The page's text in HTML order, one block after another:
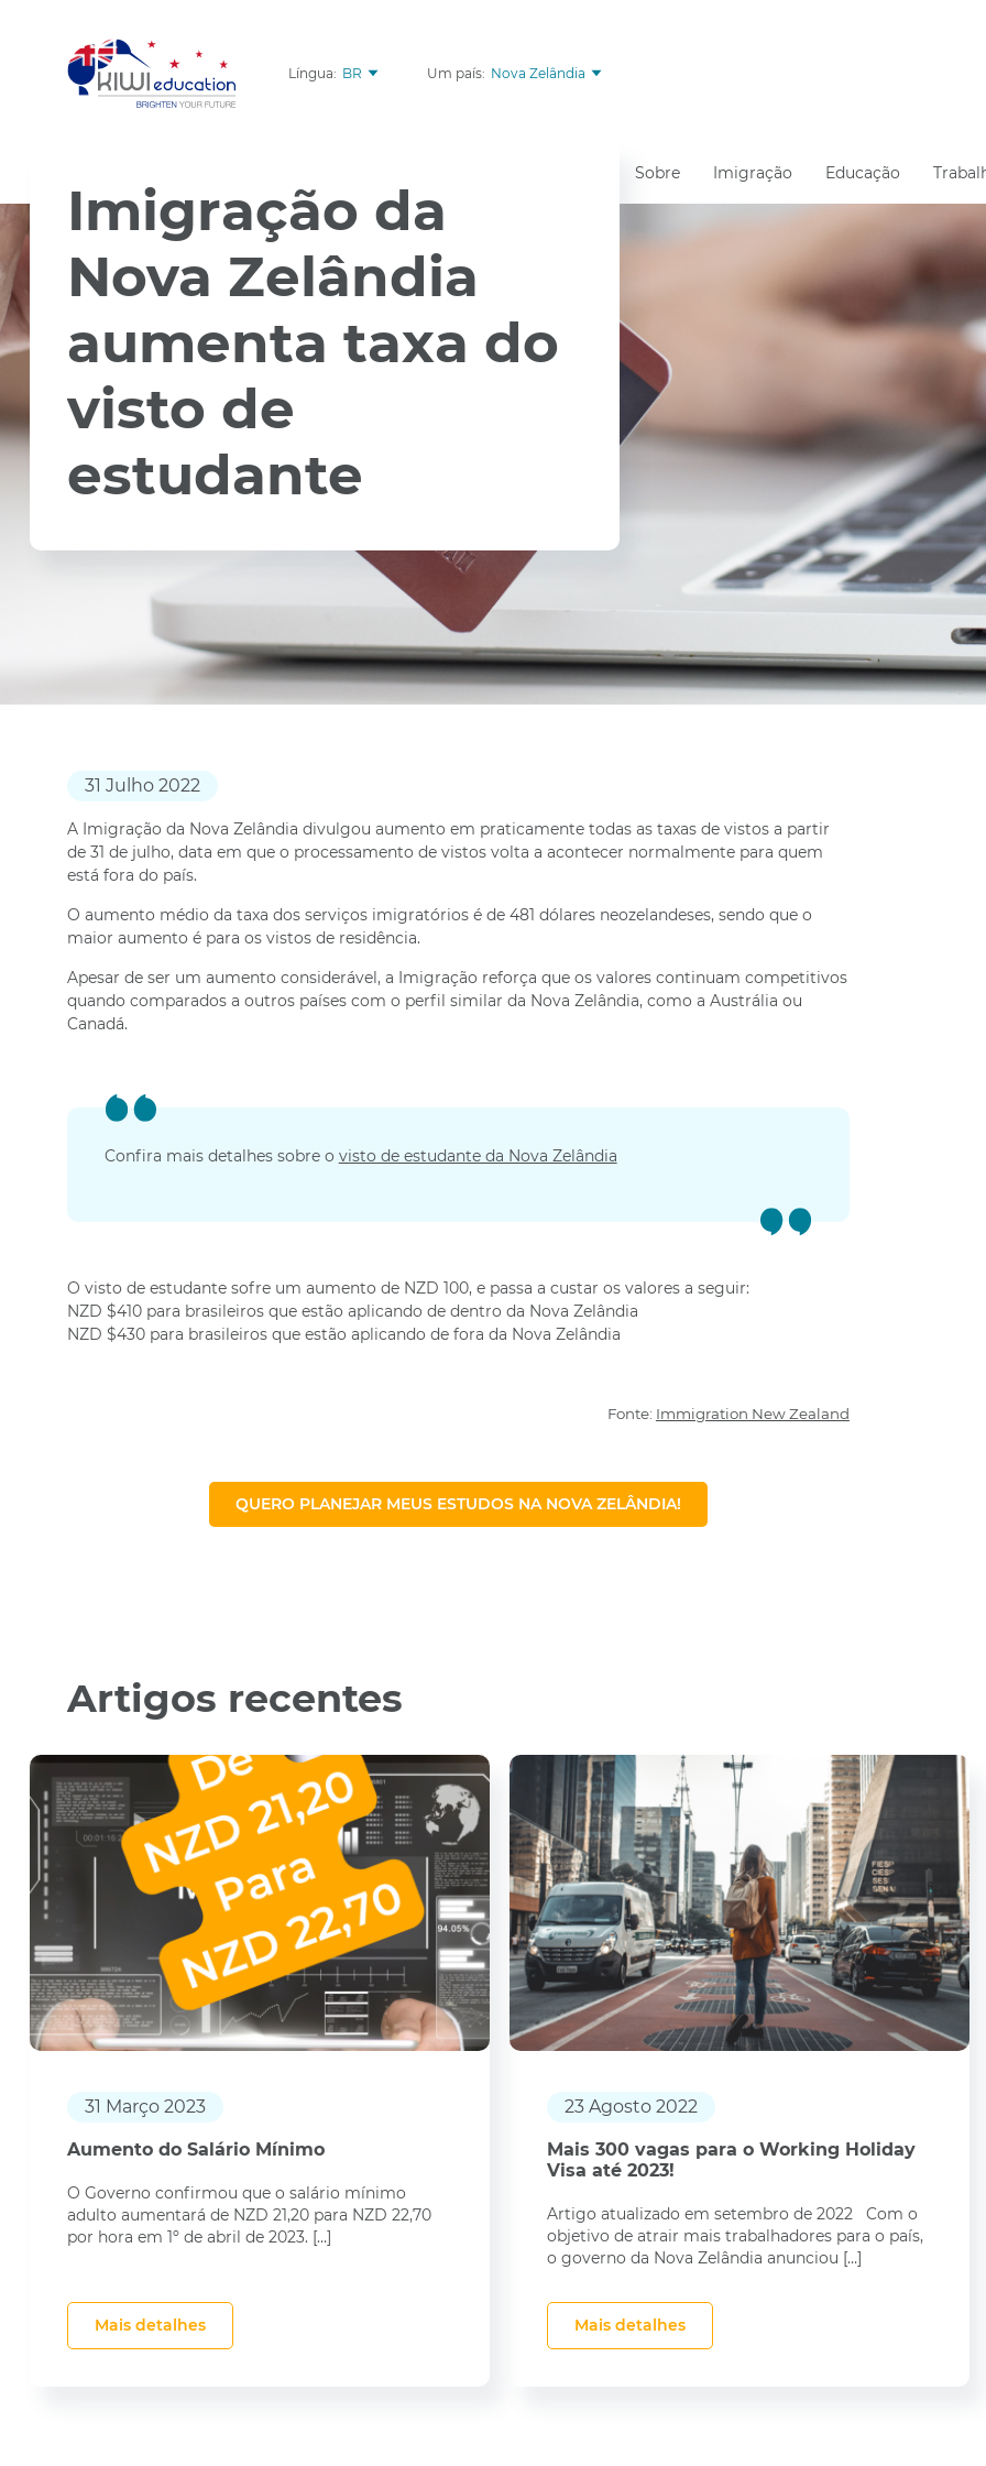
Língua: BR Um país: Nova Zelândia
Imigração da
Nova Zelândia
aumenta taxa do
visto de
estudante
Sobre Imigração Educação
31 Julho 2022
A Imigração da Nova Zelândia divulgou aumento em praticamente todas as taxas de vistos a partir
de 31 de julho, data em que o processamento de vistos volta a acontecer normalmente para quem
está fora do país.
O aumento médio da taxa dos serviços imigratórios é de 481 dólares neozelandeses, sendo que o
maior aumento é para os vistos de residência.
Apesar de ser um aumento considerável, a Imigração reforça que os valores continuam competitivos
quando comparados a outros países com o perfil similar da Nova Zelândia, como a Austrália ou
Canadá.
Confira mais detalhes sobre o visto de estudante da Nova Zelândia
O visto de estudante sofre um aumento de NZD 100, e passa a custar os valores a seguir:
NZD $410 para brasileiros que estão aplicando de dentro da Nova Zelândia
NZD $430 para brasileiros que estão aplicando de fora da Nova Zelândia
Fonte: Immigration New Zealand
QUERO PLANEJAR MEUS ESTUDOS NA NOVA ZELÂNDIA!
Artigos recentes
31 Março 2023
Aumento do Salário Mínimo
O Governo confirmou que o salário mínimo
adulto aumentará de NZD 21,20 para NZD 22,70
por hora em 1º de abril de 2023. […]
Mais detalhes
23 Agosto 2022
Mais 300 vagas para o Working Holiday
Visa até 2023!
Artigo atualizado em setembro de 2022 Com o
objetivo de atrair mais trabalhadores para o país,
o governo da Nova Zelândia anunciou […]
Mais detalhes